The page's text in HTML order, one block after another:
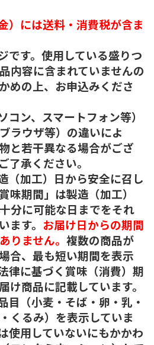
）には送料・消費税が含ま
です。使用している盛りつ
内容に含まれていませんの
めの上、お申込みくださ
ン、スマートフォン等）
ラウザ等）の違いによ
と若干異なる場合がござ
了承ください。
（加工）日から安全に召し
味期間」は製造（加工）
分に可能な日までをそれ
ます。 お届け日からの期間
りません。 複数の商品が
合、最も短い期間を表示
律に基づく賞味（消費）期
け商品に記載しています。
目（小麦・そば・卵・乳・
くるみ）を表示していま
使用していないにもかかわ